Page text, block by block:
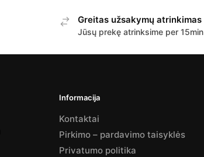
Greitas užsakymų atrinkimas
Jūsų prekę atrinksime per 15min
Informacija
Kontaktai
Pirkimo – pardavimo taisyklės
Privatumo politika